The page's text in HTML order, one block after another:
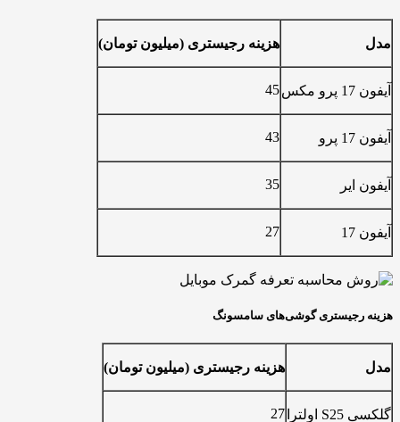
هزینه رجیستری (میلیون تومان)
45
43
گوشی‌های سامسونگ
هزینه رجیستری (میلیون تومان)
27